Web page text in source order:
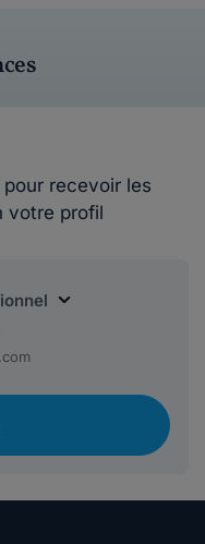
recevoir les
votre profil